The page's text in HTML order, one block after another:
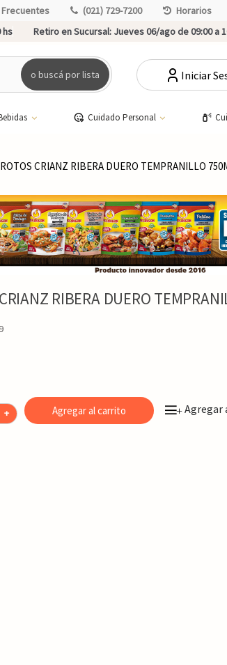
(021) 729-7200
Horarios
hs Retiro en Sucursal:Jueves 06/ago de 09:00 a
o buscá por lista Iniciar
Cuidado Personal
CRIANZ RIBERA DUERO TEMPRANILLO
RIBERA DUERO
+ Agregar al carrito +Agregar